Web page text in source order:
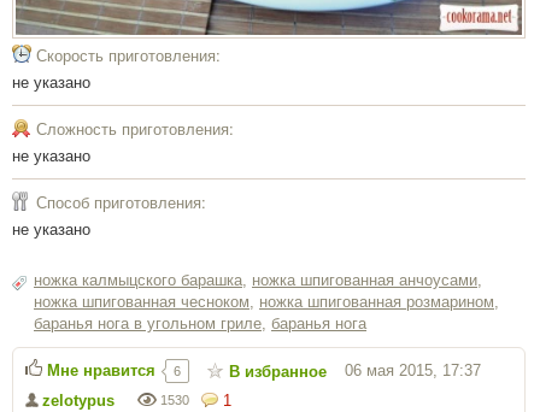
Скорость приготовления:
не указано
Сложность приготовления:
не указано
Способ приготовления:
не указано
ножка калмыцского барашка ножка шпигованная анчоусами
ножка шпигованная чесноком
ножка шпигованная розмарином
баранья нога в угольном гриле баранья нога
1
1530
zelotypus
06 мая 2015, 17:37
Мне нравится 6 В избранное